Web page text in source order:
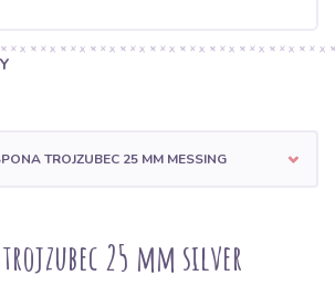
TROJZUBEC 25 MM MESSING
25 mm silver